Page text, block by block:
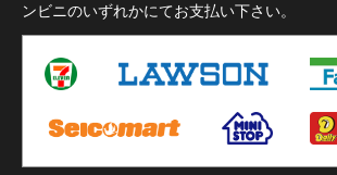
ンビニのいずれかにてお支払い下さい。